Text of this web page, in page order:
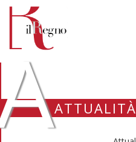
ATTUALITÀ